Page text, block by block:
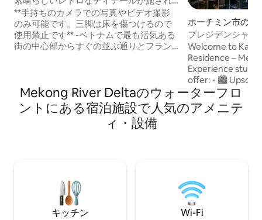
たクールなデザイナーズアパートメント
**手持ちのカメラでの写真やビデオ撮影
のみ可能です。三脚は床を傷つけるので
使用禁止です** -ベトナムで最も活気ある
街の中心部からすぐの並ぶ通りとフラン
しょう。 - アパートは2名様が快適にご宿
泊いただけます。 - 快適なマットレスの
クイーンサイズベッド1台。 - 素敵なスピ
ーカーシステムを備えた55インチの
ターネットで情報を検索できるiMac 22イ
ンチをご用意しました。 キッチンにはコ
ーヒー、紅茶、キッチン家電が完備され
ており、お皿、プレート、ナイフ、フォ
ホーチミン市のコ
ム
プレジデンシャル
心部 | オペラ・レ
Welcome to
Residence –
Experience
offer: • 🏙️ Upscale living in Saigon’s most
prestigious condo • 📍 Prime location in
the new Central
Breathtaking
Mekong River Deltaのウォーターフロ
ントにある宿泊施設で人気のアメニテ
ィ・設備
キッチン Wi-Fi